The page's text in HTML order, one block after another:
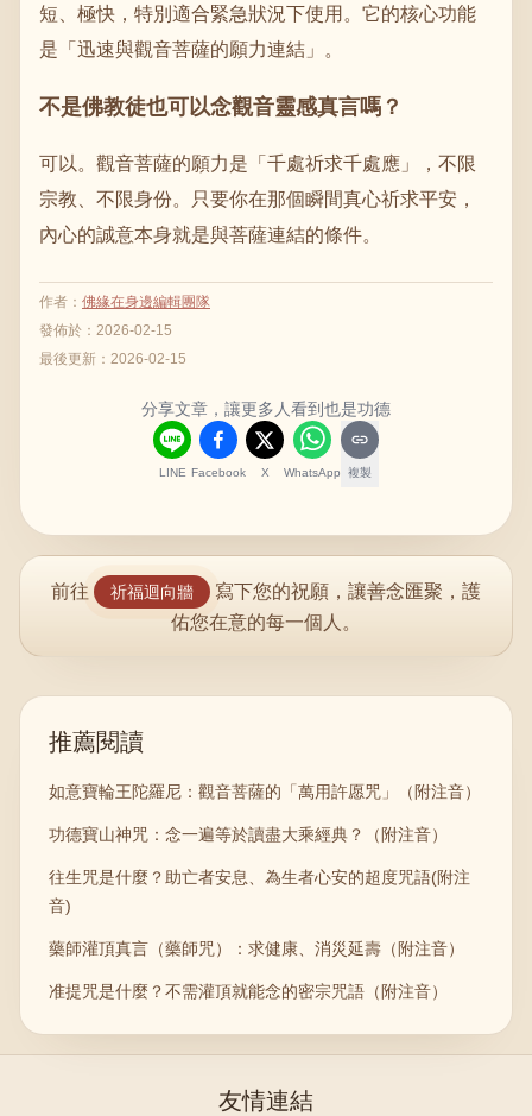
短、極快，特別適合緊急狀況下使用。它的核心功能
是「迅速與觀音菩薩的願力連結」。
不是佛教徒也可以念觀音靈感真言嗎？
可以。觀音菩薩的願力是「千處祈求千處應」，不限
宗教、不限身份。只要你在那個瞬間真心祈求平安，
內心的誠意本身就是與菩薩連結的條件。
作者 ： 佛緣在身邊編輯團隊
發佈於： 2026-02-15
最後更新： 2026-02-15
分享文章，讓更多人看到也是功德
LINE Facebook X WhatsApp 複製
前往 祈福迴向牆
寫下您的祝願，讓善念匯聚，護
佑您在意的每一個人。
推薦閱讀
如意寶輪王陀羅尼：觀音菩薩的「萬用許愿咒」（附注音）
功德寶山神咒：念一遍等於讀盡大乘經典？（附注音）
往生咒是什麼？助亡者安息、為生者心安的超度咒語(附注
音)
藥師灌頂真言（藥師咒）：求健康、消災延壽（附注音）
准提咒是什麼？不需灌頂就能念的密宗咒語（附注音）
友情連結